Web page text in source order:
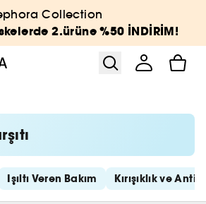
Collection
2.ürüne %50 İNDİRİM!
atla
Işıltı Veren Bakım Kırışıklık ve